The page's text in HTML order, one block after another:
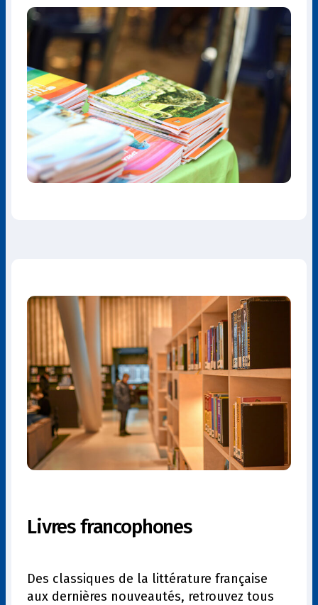
Livres francophones
Des classiques de la littérature française
aux dernières nouveautés, retrouvez tous